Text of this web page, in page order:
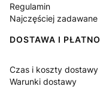
Regulamin
Najczęściej zadawane
DOSTAWA I
Czas i koszty dostawy
Warunki dostawy